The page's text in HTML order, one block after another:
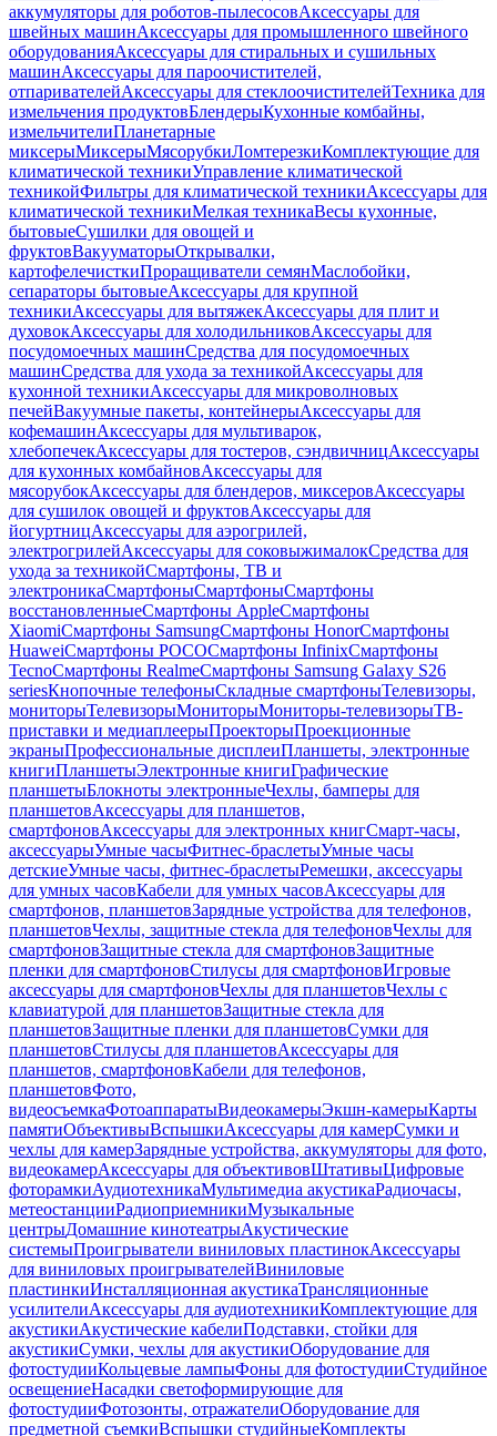
аккумуляторы для роботов-пылесосовАксессуары для
швейных машинАксессуары для промышленного швейного
оборудованияАксессуары для стиральных и сушильных
машинАксессуары для пароочистителей,
отпаривателейАксессуары для стеклоочистителейТехника для
измельчения продуктовБлендерыКухонные комбайны,
измельчителиПланетарные
миксерыМиксерыМясорубкиЛомтерезкиКомплектующие для
климатической техникиУправление климатической
техникойФильтры для климатической техникиАксессуары для
климатической техникиМелкая техникаВесы кухонные,
бытовыеСушилки для овощей и
фруктовВакууматорыОткрывалки,
картофелечисткиПроращиватели семянМаслобойки,
сепараторы бытовыеАксессуары для крупной
техникиАксессуары для вытяжекАксессуары для плит и
духовокАксессуары для холодильниковАксессуары для
посудомоечных машинСредства для посудомоечных
машинСредства для ухода за техникойАксессуары для
кухонной техникиАксессуары для микроволновых
печейВакуумные пакеты, контейнерыАксессуары для
кофемашинАксессуары для мультиварок,
хлебопечекАксессуары для тостеров, сэндвичницАксессуары
для кухонных комбайновАксессуары для
мясорубокАксессуары для блендеров, миксеровАксессуары
для сушилок овощей и фруктовАксессуары для
йогуртницАксессуары для аэрогрилей,
электрогрилейАксессуары для соковыжималокСредства для
ухода за техникойСмартфоны, ТВ и
электроникаСмартфоныСмартфоныСмартфоны
восстановленныеСмартфоны AppleСмартфоны
XiaomiСмартфоны SamsungСмартфоны HonorСмартфоны
HuaweiСмартфоны POCOСмартфоны InfinixСмартфоны
TecnoСмартфоны RealmeСмартфоны Samsung Galaxy S26
seriesКнопочные телефоныСкладные смартфоныТелевизоры,
мониторыТелевизорыМониторыМониторы-телевизорыТВ-
приставки и медиаплеерыПроекторыПроекционные
экраныПрофессиональные дисплеиПланшеты, электронные
книгиПланшетыЭлектронные книгиГрафические
планшетыБлокноты электронныеЧехлы, бамперы для
планшетовАксессуары для планшетов,
смартфоновАксессуары для электронных книгСмарт-часы,
аксессуарыУмные часыФитнес-браслетыУмные часы
детскиеУмные часы, фитнес-браслетыРемешки, аксессуары
для умных часовКабели для умных часовАксессуары для
смартфонов, планшетовЗарядные устройства для телефонов,
планшетовЧехлы, защитные стекла для телефоновЧехлы для
смартфоновЗащитные стекла для смартфоновЗащитные
пленки для смартфоновСтилусы для смартфоновИгровые
аксессуары для смартфоновЧехлы для планшетовЧехлы с
клавиатурой для планшетовЗащитные стекла для
планшетовЗащитные пленки для планшетовСумки для
планшетовСтилусы для планшетовАксессуары для
планшетов, смартфоновКабели для телефонов,
планшетовФото,
видеосъемкаФотоаппаратыВидеокамерыЭкшн-камерыКарты
памятиОбъективыВспышкиАксессуары для камерСумки и
чехлы для камерЗарядные устройства, аккумуляторы для фото,
видеокамерАксессуары для объективовШтативыЦифровые
фоторамкиАудиотехникаМультимедиа акустикаРадиочасы,
метеостанцииРадиоприемникиМузыкальные
центрыДомашние кинотеатрыАкустические
системыПроигрыватели виниловых пластинокАксессуары
для виниловых проигрывателейВиниловые
пластинкиИнсталляционная акустикаТрансляционные
усилителиАксессуары для аудиотехникиКомплектующие для
акустикиАкустические кабелиПодставки, стойки для
акустикиСумки, чехлы для акустикиОборудование для
фотостудииКольцевые лампыФоны для фотостудииСтудийное
освещениеНасадки светоформирующие для
фотостудииФотозонты, отражателиОборудование для
предметной съемкиВспышки студийныеКомплекты